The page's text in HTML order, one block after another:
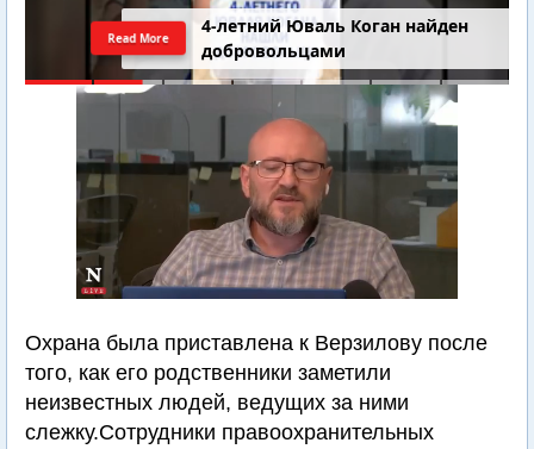
4-летний Юваль Коган найден
добровольцами
Read More
Охрана была приставлена к Верзилову после
того, как его родственники заметили
неизвестных людей, ведущих за ними
слежку.Сотрудники правоохранительных